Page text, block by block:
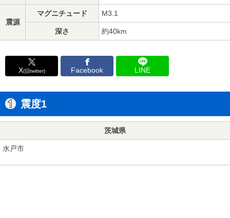
震源
マグニチュード M3.1
深さ 約40km
X(旧twitter) Facebook LINE
震度1
茨城県
水戸市